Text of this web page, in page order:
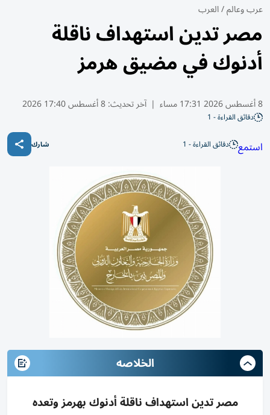
عرب وعالم/العرب
مصر تدين استهداف ناقلة
أدنوك في مضيق هرمز
8 أغسطس 2026 17:31 مساء | آخر تحديث:8 أغسطس 17:40 2026
دقائق القراءة - 1
استمع دقائق القراءة - 1 شارك
الخلاصه
مصر تدين استهداف ناقلة أدنوك بهرمز وتعده